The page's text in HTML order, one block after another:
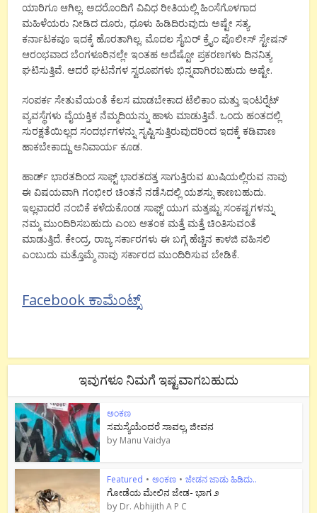
ಯಾರಿಗೂ ಆಗಿಲ್ಲ. ಅದರೊಂದಿಗೆ ವಿವಿಧ ರೀತಿಯಲ್ಲಿ ಹಿಂಸೆಗೊಳಗಾದ
ಮಹಿಳೆಯರು ನೀಡಿದ ದೂರು, ಧೂಳು ಹಿಡಿದಿರುವುದು ಅಷ್ಟೇ ಸತ್ಯ.
ಕರ್ನಾಟಕವೂ ಇದಕ್ಕೆ ಹೊರತಾಗಿಲ್ಲ. ಮೊದಲ ಸೈಬರ್ ಕ್ರೈಂ ಪೊಲೀಸ್ ಸ್ಟೇಷನ್
ಆರಂಭವಾದ ಬೆಂಗಳೂರಿನಲ್ಲೇ ಇಂತಹ ಅದೆಷ್ಟೋ ಪ್ರಕರಣಗಳು ದಿನನಿತ್ಯ
ಘಟಿಸುತ್ತಿವೆ. ಆದರೆ ಘಟನೆಗಳ ಸ್ವರೂಪಗಳು ಭಿನ್ನವಾಗಿರಬಹುದು ಅಷ್ಟೇ.
ಸಂಪರ್ಕ ಸೇತುವೆಯಂತೆ ಕೆಲಸ ಮಾಡಬೇಕಾದ ಟೆಲಿಕಾಂ ಮತ್ತು ಇಂಟರ್‍ನೆಟ್
ವ್ಯವಸ್ಥೆಗಳು ವೈಯಕ್ತಿಕ ನೆಮ್ಮದಿಯನ್ನು ಹಾಳು ಮಾಡುತ್ತಿವೆ. ಒಂದು ಹಂತದಲ್ಲಿ
ಸುರಕ್ಷತೆಯಿಲ್ಲದ ಸಂದರ್ಭಗಳನ್ನು ಸೃಷ್ಟಿಸುತ್ತಿರುವುದರಿಂದ ಇದಕ್ಕೆ ಕಡಿವಾಣ
ಹಾಕಬೇಕಾದ್ದು ಅನಿವಾರ್ಯ ಕೂಡ.
ಹಾರ್ಡ್ ಭಾರತದಿಂದ ಸಾಫ್ಟ್ ಭಾರತದತ್ತ ಸಾಗುತ್ತಿರುವ ಖುಷಿಯಲ್ಲಿರುವ ನಾವು
ಈ ವಿಷಯವಾಗಿ ಗಂಭೀರ ಚಿಂತನೆ ನಡೆಸಿದಲ್ಲಿ ಯಶಸ್ಸು ಕಾಣಬಹುದು.
ಇಲ್ಲವಾದರೆ ನಂಬಿಕೆ ಕಳೆದುಕೊಂಡ ಸಾಫ್ಟ್ ಯುಗ ಮತ್ತಷ್ಟು ಸಂಕಷ್ಟಗಳನ್ನು
ನಮ್ಮ ಮುಂದಿರಿಸಬಹುದು ಎಂಬ ಆತಂಕ ಮತ್ತೆ ಮತ್ತೆ ಚಿಂತಿಸುವಂತೆ
ಮಾಡುತ್ತಿದೆ. ಕೇಂದ್ರ, ರಾಜ್ಯ ಸರ್ಕಾರಗಳು ಈ ಬಗ್ಗೆ ಹೆಚ್ಚಿನ ಕಾಳಜಿ ವಹಿಸಲಿ
ಎಂಬುದು ಮತ್ತೊಮ್ಮೆ ನಾವು ಸರ್ಕಾರದ ಮುಂದಿರಿಸುವ ಬೇಡಿಕೆ.
Facebook ಕಾಮೆಂಟ್ಸ್
ಇವುಗಳೂ ನಿಮಗೆ ಇಷ್ಟವಾಗಬಹುದು
ಅಂಕಣ
ಸಮಸ್ಯೆಯೆಂದರೆ ಸಾವಲ್ಲ, ಜೀವನ
by Manu Vaidya
Featured • ಅಂಕಣ • ಜೇಡನ ಜಾಡು ಹಿಡಿದು..
ಗೋಡೆಯ ಮೇಲಿನ ಜೇಡ- ಭಾಗ ೨
by Dr. Abhijith A P C